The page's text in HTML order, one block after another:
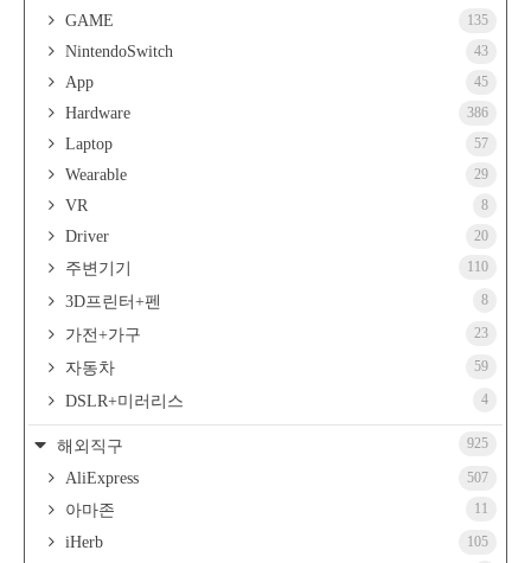
GAME 135
NintendoSwitch 43
App 45
Hardware 386
Laptop 57
Wearable 29
VR 8
Driver 20
주변기기 110
3D프린터+펜 8
가전+가구 23
자동차 59
DSLR+미러리스 4
해외직구 925
AliExpress 507
아마존 11
iHerb 105